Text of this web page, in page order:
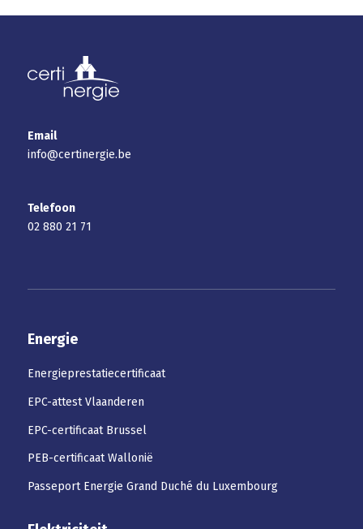
Email
info@certinergie.be
Telefoon
02 880 21 71
Energie
Energieprestatiecertificaat
EPC-attest Vlaanderen
EPC-certificaat Brussel
PEB-certificaat Wallonië
Passeport Energie Grand Duché du Luxembourg